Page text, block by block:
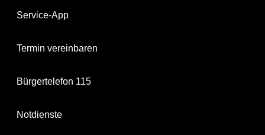
Service-App
Termin vereinbaren
Bürgertelefon 115
Notdienste